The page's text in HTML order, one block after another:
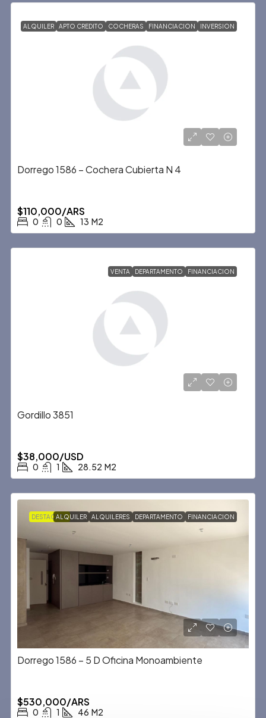
ALQUILER APTO CREDITO COCHERAS FINANCIACION INVERSION
Dorrego 1586 – Cochera Cubierta N 4
$110,000/ARS
0 0 13 M2
VENTA DEPARTAMENTO FINANCIACION
Gordillo 3851
$38,000/USD
0 1 28.52 M2
DESTACADAALQUILER ALQUILERES DEPARTAMENTO FINANCIACION
Dorrego 1586 – 5 D Oficina Monoambiente
$530,000/ARS
0 1 46 M2